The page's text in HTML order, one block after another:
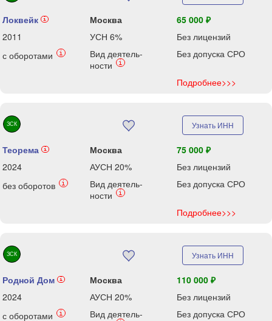
Локвейк i Москва
65 000 ₽
2011
УСН 6%
Без лицензий
с оборотами
i
Вид деятель-
ности
i
Без допуска СРО
Подробнее>>>
ЗСК Узнать ИНН
Теорема i Москва
75 000 ₽
2024
АУСН 20%
Без лицензий
без оборотов
i
Вид деятель-
ности
i
Без допуска СРО
Подробнее>>>
ЗСК Узнать ИНН
Родной Дом i Москва
110 000 ₽
2024
АУСН 20%
Без лицензий
с оборотами
i
Вид деятель-
Без допуска СРО